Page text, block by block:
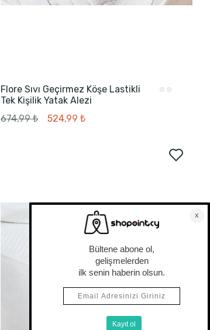
Flore Sıvı Geçirmez Köşe Lastikli
Tek Kişilik Yatak Alezi
674,99 ₺
524,99 ₺